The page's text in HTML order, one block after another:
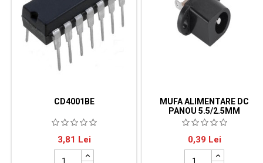
CD4001BE
TEXAS INSTRUMENTS circuit
canale quad, 4 Număr intrări 2
Pret
3,81 Lei
MUFA ALIMENTARE DC
PANOU 5.5/2.5MM
Mufa alimentare 2.5/5.5, mama,
Pret
0,39 Lei